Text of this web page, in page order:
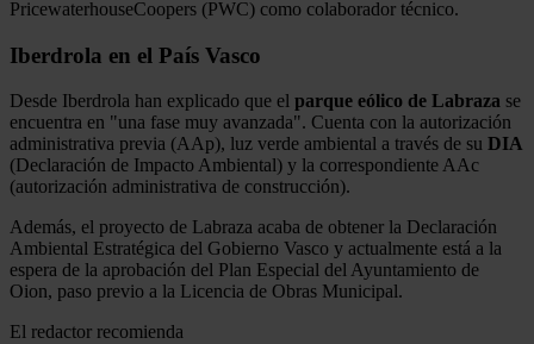
PricewaterhouseCoopers (PWC) como colaborador técnico.
Iberdrola en el País Vasco
Desde Iberdrola han explicado que el parque eólico de Labraza se
encuentra en "una fase muy avanzada". Cuenta con la autorización
administrativa previa (AAp), luz verde ambiental a través de su DIA
(Declaración de Impacto Ambiental) y la correspondiente AAc
(autorización administrativa de construcción).
Además, el proyecto de Labraza acaba de obtener la Declaración
Ambiental Estratégica del Gobierno Vasco y actualmente está a la
espera de la aprobación del Plan Especial del Ayuntamiento de
Oion, paso previo a la Licencia de Obras Municipal.
El redactor recomienda